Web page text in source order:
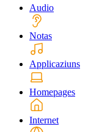
Audio
Notas
Applicaziuns
Homepages
Internet